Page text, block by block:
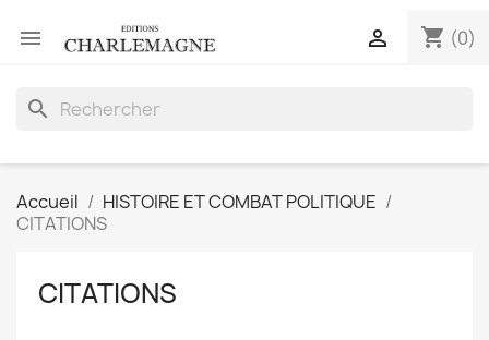
 shopping_cart (0)

search
Accueil
HISTOIRE ET COMBAT POLITIQUE
CITATIONS
CITATIONS